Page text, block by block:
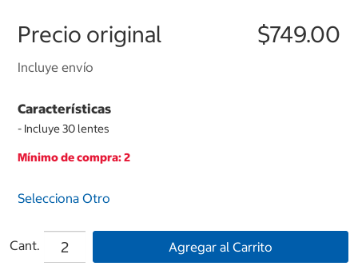
Precio original $749.00
Incluye envío
Características
- Incluye 30 lentes
Mínimo de compra: 2
Selecciona Otro
Cant. Agregar al Carrito